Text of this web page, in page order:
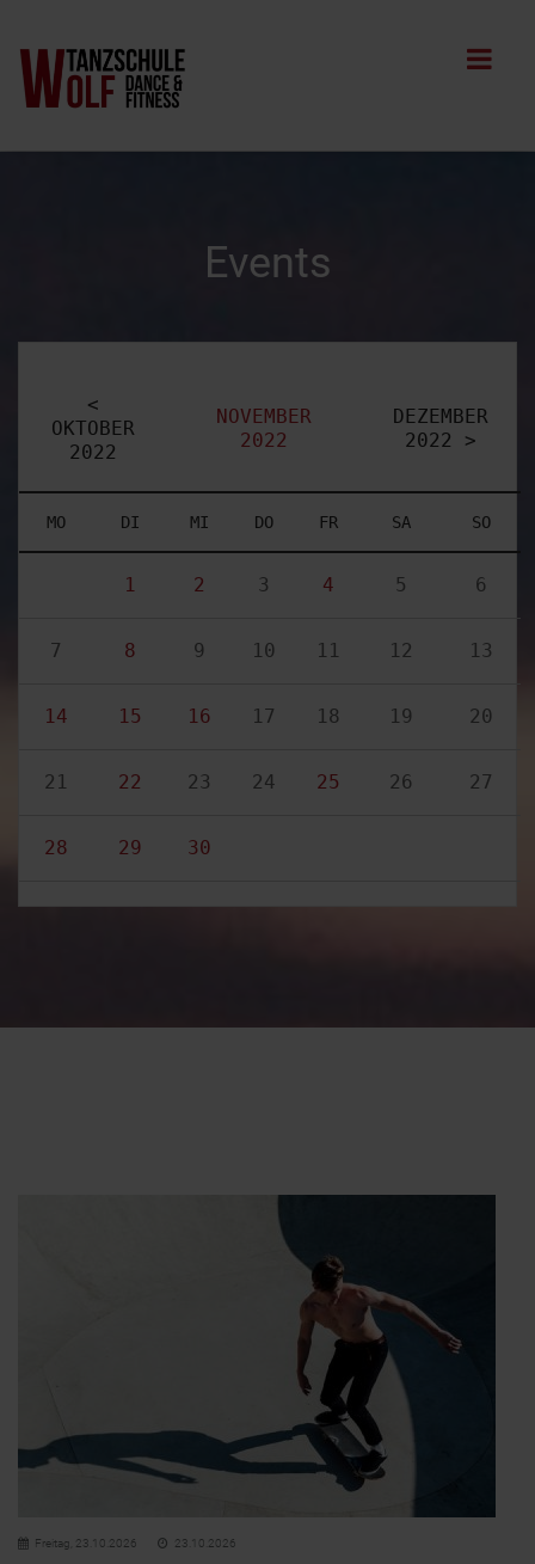
Events
<
OKTOBER
2022
NOVEMBER
2022
DEZEMBER
2022 >
MO DI MI DO FR SA SO
1 2 3 4 5 6
7 8 9 10 11 12 13
14 15 16 17 18 19 20
21 22 23 24 25 26 27
28 29 30
Freitag, 23.10.2026 23.10.2026